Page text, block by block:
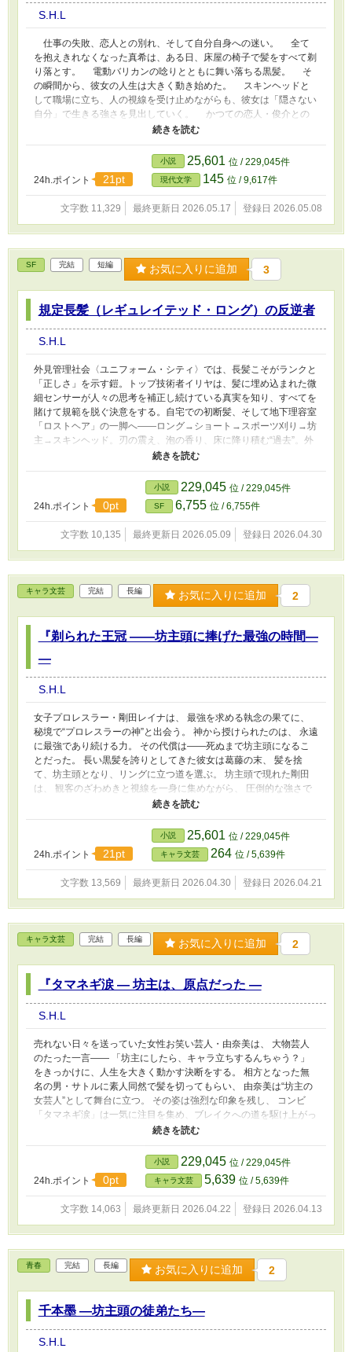
S.H.L
仕事の失敗、恋人との別れ、そして自分自身への迷い。 全て
を抱えきれなくなった真希は、ある日、床屋の椅子で髪をすべて剃
り落とす。 電動バリカンの唸りとともに舞い落ちる黒髪。 そ
の瞬間から、彼女の人生は大きく動き始めた。 スキンヘッドと
して職場に立ち、人の視線を受け止めながらも、彼女は「隠さない
自分」で生きる強さを見出していく。 かつての恋人・俊介との
再会、家族との葛藤と受容、仲間や後輩たちの変化――。 失っ
たものの先にあったのは、新しい自分と未来への希望だった。
髪を剃るという決断を通じて、真希は問いかける。 「本当の私
とは、何者なのか」 光を映すその頭に込められたのは、女性と
して、人として、自分自身を生き抜く覚悟だった。 目次 • プロロー
グ 床屋の椅子で • 第1章 始まりの朝 スキンヘッドになった翌
朝。周囲の視線と職場のざわめき、そして後輩からの思わぬ励ま
し。 • 第2章 再会の声 元恋人・俊介からの突然の電話。髪を失
会 俊介との再会。髪を失った真希を前に、彼が抱いた驚きと、
芽生える新しい理解。 • 第4章 解放の輪郭 職場での評価、後輩
の勇気、俊介との散歩。自分を偽らずに歩む意味を見出していく。
の素直な問いかけに答える真希。人に影響を与える存在に。 • 第6
章 風の中で 俊介と海辺の町へ。髪を失った頭で風を受け、自
由を実感し、互いの心を再び重ね合わせる。 • 第7章 新しい日常
職場や後輩、かつての同僚との関わりの中で、髪を失った姿が
「力」となって広がっていく。 • 第8章 家族の眼差し 実家へ帰
省。驚きと戸惑いを超えて、両親から受け入れられることで得た確
信。 • 第9章 舞台の上で 全国規模の大会でプレゼンを行い、多
くの人の前で堂々と輝く。俊介の目に映る彼女は、もう迷いのない
姿だった。 • 第10章 未来への約束 俊介と夜景を見ながら互い
の変化を認め合い、どんな未来でも共に歩むと誓う。 • エピロー
グ 光を映す日々 季節は巡り、真希は自分らしい生き方を確
24h.ポイント 21pt
小説 25,601 位 / 229,045件
現代文学 145 位 / 9,617件
文字数 11,329 最終更新日 2026.05.17 登録日 2026.05.08
SF 完結 短編 お気に入りに追加 3
規定長髪（レギュレイテッド・ロング）の反逆者
S.H.L
外見管理社会〈ユニフォーム・シティ〉では、長髪こそがランクと
「正しさ」を示す鎧。トップ技術者イリヤは、髪に埋め込まれた微
細センサーが人々の思考を補正し続けている真実を知り、すべてを
賭けて規範を脱ぐ決意をする。自宅での初断髪、そして地下理容室
「ロストヘア」の一脚へ——ロング→ショート→スポーツ刈り→坊
主→スキンヘッド。刃の震え、泡の香り、床に降り積む“過去”。外
見を語る都市で、何も語らない頭が初めて「聴かれる」存在とな
る。毎週の“維持”という静かな革命は、やがて街の風向きを変え、
長さで価値を測る秤を内側から狂わせていく。身体の主権、沈黙の
力、そして選ぶ自由——髪を失ってこそ得られる〈私〉の物語。
24h.ポイント
0pt
小説 229,045 位 / 229,045件
SF 6,755 位 / 6,755件
文字数 10,135 最終更新日 2026.05.09 登録日 2026.04.30
キャラ文芸 完結 長編 お気に入りに追加 2
『剃られた王冠 ――坊主頭に捧げた最強の時間―
―
S.H.L
女子プロレスラー・剛田レイナは、 最強を求める執念の果てに、
秘境で“プロレスラーの神”と出会う。 神から授けられたのは、 永遠
に最強であり続ける力。 その代償は――死ぬまで坊主頭になるこ
とだった。 長い黒髪を誇りとしてきた彼女は葛藤の末、 髪を捨
て、坊主頭となり、リングに立つ道を選ぶ。 坊主頭で現れた剛田
は、 観客のざわめきと視線を一身に集めながら、 圧倒的な強さで
勝ち続け、 やがて“坊主の女王”と呼ばれる存在になる。 だが、最強
のまま引退したその後、 勝利も歓声も失った日常の中で、 剛田は
初めて「髪が欲しい」と思ってしまう。 再び神のもとを訪れ、 後
悔と涙をさらけ出した彼女に、 神は問いかける。 ――お前のプロ
レスにかける思いは、偽物だったのか。 髪を失った後悔と、 坊主
になって戦い続けた誇り。 その両方を抱えたとき、 剛田レイナは
気づく。 最強だった時間は、 髪よりも重い宝物だったのだと。 こ
れは、 髪を捨て、覚悟を選び、 それでも人として生き続ける女の
―― 剥き出しの王冠。
24h.ポイント 21pt
小説 25,601 位 / 229,045件
キャラ文芸 264 位 / 5,639件
文字数 13,569 最終更新日 2026.04.30 登録日 2026.04.21
キャラ文芸 完結 長編 お気に入りに追加 2
『タマネギ涙 ― 坊主は、原点だった ―
S.H.L
売れない日々を送っていた女性お笑い芸人・由奈美は、 大物芸人
のたった一言―― 「坊主にしたら、キャラ立ちするんちゃう？」
をきっかけに、人生を大きく動かす決断をする。 相方となった無
名の男・サトルに素人同然で髪を切ってもらい、 由奈美は“坊主の
女芸人”として舞台に立つ。 その姿は強烈な印象を残し、 コンビ
「タマネギ涙」は一気に注目を集め、ブレイクへの道を駆け上がっ
ていく。 しかし、成功の裏側で、 坊主というキャラクターに縛ら
れていく自分に、由奈美は疲弊していく。 「坊主なんか、やめた
い」 その叫びから始まるのは、 髪を伸ばし、モヒカンへと変化
し、再び剃り落とす―― “変わること”と“戻ること”を繰り返す、長
い葛藤の時間だった。 床屋の椅子、新聞紙の上に落ちる髪、 バリ
カンの音とともに削がれていく迷い。 そして最後に由奈美が選び
直したのは、 逃げでも縛りでもない、「自分に一番ウソのない
姿」だった。 坊主は、ゴールではない。 原点であり、通過点であ
度も剃り直すことで自分を取り戻していく、 一人の女性芸人と一
組のコンビの再生の物語。 笑いの裏側で揺れる心と、 舞台に立ち
続ける覚悟を描いた、 静かで熱いキャラ文芸長編。
24h.ポイント 0pt
小説 229,045 位 / 229,045件
キャラ文芸 5,639 位 / 5,639件
文字数 14,063 最終更新日 2026.04.22 登録日 2026.04.13
青春 完結 長編 お気に入りに追加 2
千本墨 ―坊主頭の徒弟たち―
S.H.L